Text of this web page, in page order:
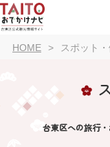
HOME スポット
台東区への旅行